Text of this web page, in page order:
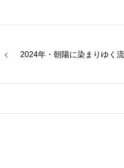
2024年・朝陽に染まりゆく流